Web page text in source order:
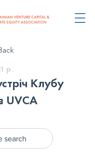
р.
Клубу
UVCA
search